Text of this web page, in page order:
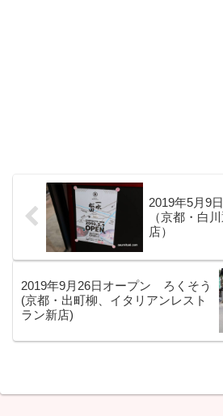
2019年5月9
（京都・白
店）
2019年9月26日オープン ろくそう
(京都・出町柳、イタリアンレスト
ラン新店)